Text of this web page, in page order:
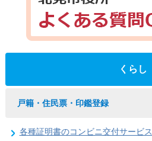
くらし
戸籍・住民票・印鑑登録
各種証明書のコンビニ交付サービス